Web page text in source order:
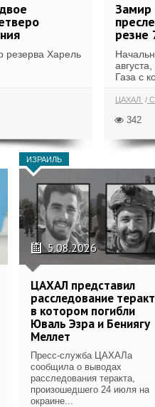
резерва Харель
Замир
резне
Газа с
ЦАХАЛ
342
ИЗРАИЛЬ
5.08.2026
ЦАХАЛ представил
расследование
в котором погибли
Юваль Эзра и Бениягу
Меллет
Пресс-служба ЦАХАЛа
сообщила о выводах
расследования теракта,
произошедшего 24 июля на
окраине...